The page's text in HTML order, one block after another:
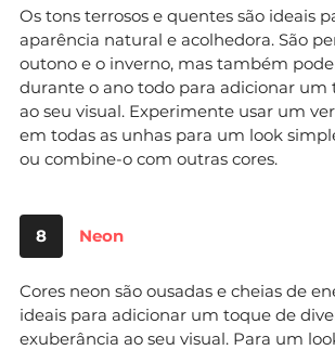
Os tons terrosos e quentes são ideais
aparência natural e acolhedora. São
outono e o inverno, mas também
durante o ano todo para adicionar um
ao seu visual. Experimente usar um
em todas as unhas para um look
ou combine-o com outras cores.
8 Neon
Cores neon são ousadas e cheias de
ideais para adicionar um toque de
exuberância ao seu visual. Para um